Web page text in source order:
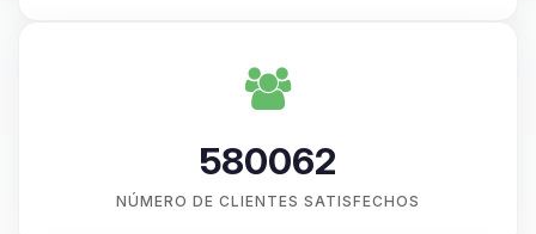
580062
NÚMERO DE CLIENTES SATISFECHOS